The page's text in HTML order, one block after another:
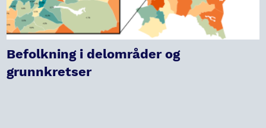
Befolkning i delområder og
grunnkretser